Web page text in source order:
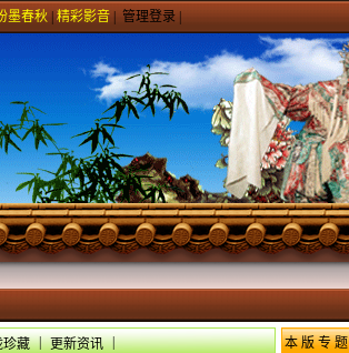
墨春秋| 精彩影音| 管理登录|
珍藏 | 更新资讯 |
本 版 专 题